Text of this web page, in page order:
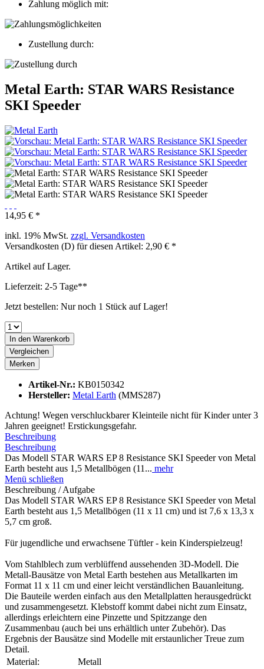
Zahlung möglich mit:
Zustellung durch:
Metal Earth: STAR WARS Resistance
SKI Speeder
14,95 € *
inkl. 19% MwSt. zzgl. Versandkosten
Versandkosten (D) für diesen Artikel: 2,90 € *
Artikel auf Lager.
Lieferzeit: 2-5 Tage**
Jetzt bestellen: Nur noch 1 Stück auf Lager!
In den Warenkorb
Vergleichen
Merken
Artikel-Nr.: KB0150342
Hersteller: Metal Earth (MMS287)
Achtung! Wegen verschluckbarer Kleinteile nicht für Kinder unter 3
Jahren geeignet! Erstickungsgefahr.
Beschreibung
Beschreibung
Das Modell STAR WARS EP 8 Resistance SKI Speeder von Metal
Earth besteht aus 1,5 Metallbögen (11... mehr
Menü schließen
Beschreibung / Aufgabe
Das Modell STAR WARS EP 8 Resistance SKI Speeder von Metal
Earth besteht aus 1,5 Metallbögen (11 x 11 cm) und ist 7,6 x 13,3 x
5,7 cm groß.
Für jugendliche und erwachsene Tüftler - kein Kinderspielzeug!
Vom Stahlblech zum verblüffend aussehenden 3D-Modell. Die
Metall-Bausätze von Metal Earth bestehen aus Metallkarten im
Format 11 x 11 cm und einer leicht verständlichen Bauanleitung.
Die Bauteile werden einfach aus den Metallplatten herausgedrückt
und zusammengesetzt. Klebstoff kommt dabei nicht zum Einsatz,
allerdings erleichtern eine Pinzette und Spitzzange den
Zusammenbau (auch bei uns erhältlich unter Zubehör). Das
Ergebnis der Bausätze sind Modelle mit erstaunlicher Treue zum
Detail.
Material:
Metall